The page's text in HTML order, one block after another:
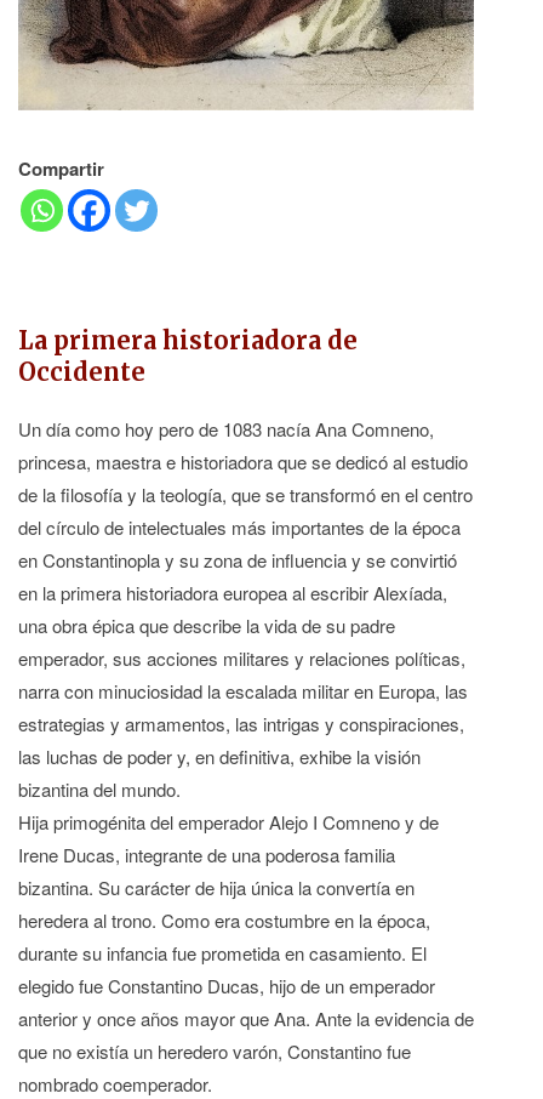
Compartir
La primera historiadora de
Occidente
Un día como hoy pero de 1083 nacía Ana Comneno,
princesa, maestra e historiadora que se dedicó al estudio
de la filosofía y la teología, que se transformó en el centro
del círculo de intelectuales más importantes de la época
en Constantinopla y su zona de influencia y se convirtió
en la primera historiadora europea al escribir Alexíada,
una obra épica que describe la vida de su padre
emperador, sus acciones militares y relaciones políticas,
narra con minuciosidad la escalada militar en Europa, las
estrategias y armamentos, las intrigas y conspiraciones,
las luchas de poder y, en definitiva, exhibe la visión
bizantina del mundo.
Hija primogénita del emperador Alejo I Comneno y de
Irene Ducas, integrante de una poderosa familia
bizantina. Su carácter de hija única la convertía en
heredera al trono. Como era costumbre en la época,
durante su infancia fue prometida en casamiento. El
elegido fue Constantino Ducas, hijo de un emperador
anterior y once años mayor que Ana. Ante la evidencia de
que no existía un heredero varón, Constantino fue
nombrado coemperador.